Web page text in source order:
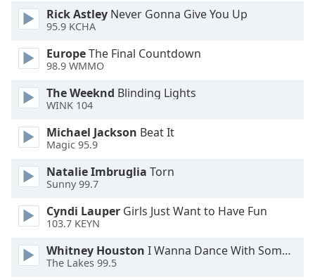
Caption
Area
Background
Style
Rick Astley Never Gonna Give You Up
95.9 KCHA
EuropeThe Final Countdown
98.9 WMMO
The Weeknd Blinding Lights
WINK 104
Michael Jackson Beat It
Magic 95.9
Natalie Imbruglia Torn
Sunny 99.7
Cyndi Lauper Girls Just Want to Have Fun
103.7 KEYN
Whitney Houston I Wanna Dance With Somebody
The Lakes 99.5